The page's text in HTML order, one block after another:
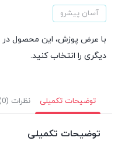
آسان پیشرو
با عرض پوزش، این محصول
دیگری را انتخاب کنید.
توضیحات تکمیلی نظرات (0)
توضیحات تکمیلی